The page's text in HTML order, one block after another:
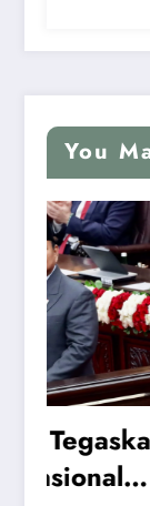
You
Wujud
August 6, 2026